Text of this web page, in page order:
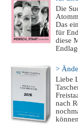
Die
Das
für
diese
>
Liebe
nach